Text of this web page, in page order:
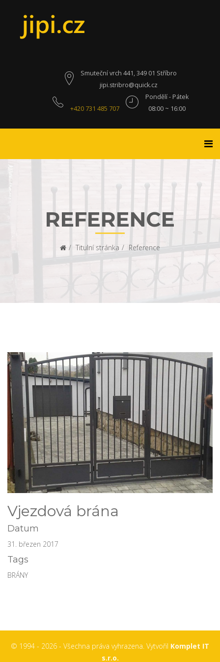
Smuteční vrch 441, 349 01 Stříbro
jipi.stribro@quick.cz
+420 731 485 707
Pondělí - Pátek
08:00 ~ 16:00
REFERENCE
Titulní stránka Reference
Vjezdová brána
Datum
31. březen 2017
Tags
BRÁNY
© 1994 - 2026 - Všechna práva vyhrazena. Vytvořil Komplet IT
s.r.o.